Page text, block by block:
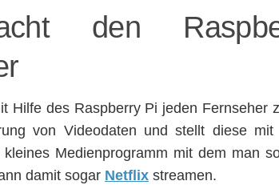
den
Hilfe des Raspberry Pi jeden Fernseher
von Videodaten und stellt diese
Medienprogramm mit dem man
damit sogar Netflix streamen.